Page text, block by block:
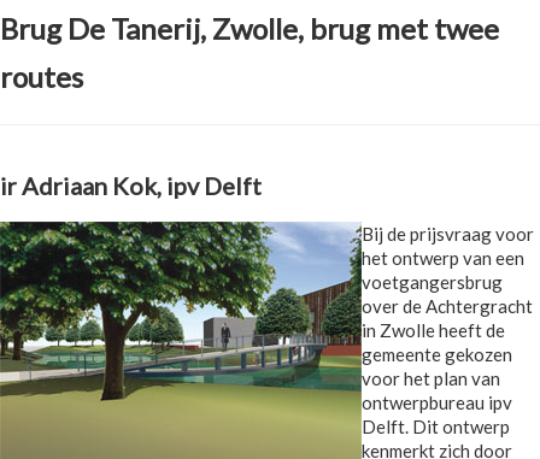
Brug De Tanerij, Zwolle, brug met twee
routes
ir Adriaan Kok, ipv Delft
Bij de prijsvraag voor
het ontwerp van een
voetgangersbrug
over de Achtergracht
in Zwolle heeft de
gemeente gekozen
voor het plan van
ontwerpbureau ipv
Delft. Dit ontwerp
kenmerkt zich door